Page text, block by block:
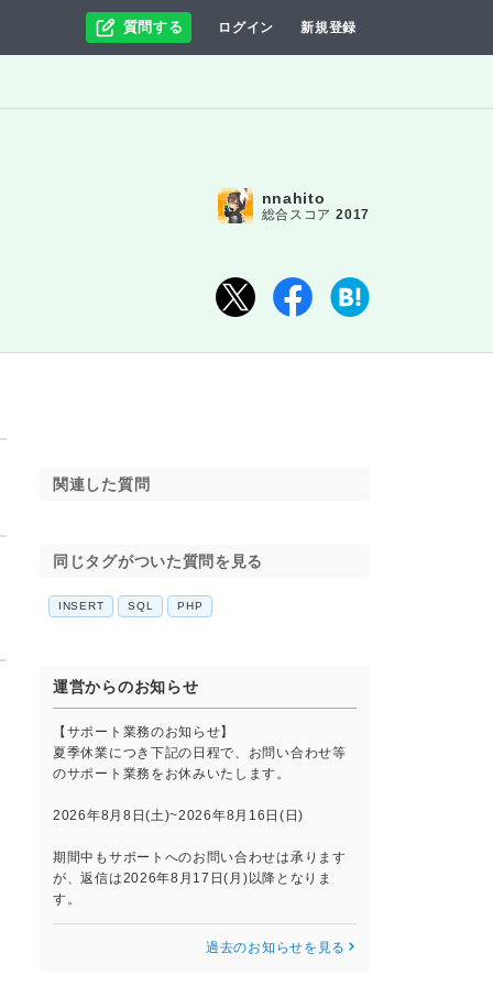
質問する ログイン 新規登録
nnahito
総合スコア 2017
関連した質問
同じタグがついた質問を見る
INSERT SQL PHP
運営からのお知らせ
【サポート業務のお知らせ】
夏季休業につき下記の日程で、お問い合わせ等
のサポート業務をお休みいたします。
2026年8月8日(土)~2026年8月16日(日)
期間中もサポートへのお問い合わせは承ります
が、返信は2026年8月17日(月)以降となりま
す。
過去のお知らせを見る